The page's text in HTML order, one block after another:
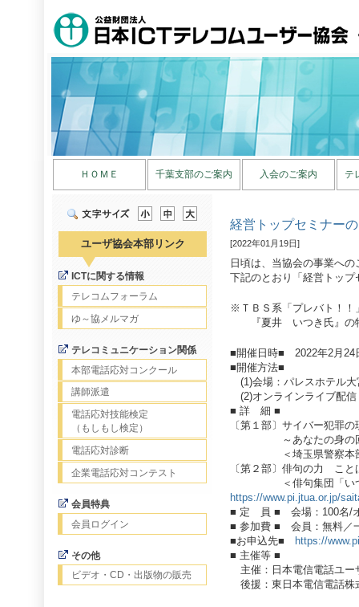
ＨＯＭＥ 千葉支部のご案内 入会のご案内 テ
ユーザ協会本部リンク
ICTに関する情報
テレコムフォーラム
ゆ～協メルマガ
テレコミュニケーション関係
本部電話応対コンクール
講師派遣
電話応対技能検定
（もしもし検定）
電話応対診断
企業電話応対コンテスト
会員特典
会員ログイン
その他
ビデオ・CD・出版物の販売
経営トップセミナー
[2022年01月19日]
日頃は、当協会の事業へ
下記のとおり「経営トッ
※ＴＢＳ系「プレバト！！
『夏井 いつき氏』の
■開催日時■ 2022年2月24
■開催方法■
(1)会場：パレスホテル大
(2)オンラインライブ配信
■ 詳 細 ■
〔第１部〕サイバー犯罪
～あなたの身の回り
＜埼玉県警察本
〔第２部〕俳句の力 こと
＜俳句集団「いつ
https://www.pi.jtua.or.jp/
■ 定 員 ■ 会場：100名/オ
■ 参加費 ■ 会員：無料／
■お申込先■
https://
■ 主催等 ■
主催：日本電信電話ユー
後援：東日本電信電話株